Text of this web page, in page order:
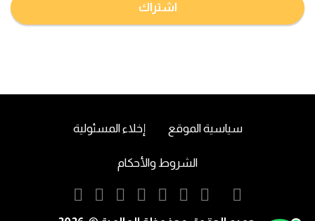
اشتراك
إخلاء المسئولية سياسية الموقع
الشروط والأحكام